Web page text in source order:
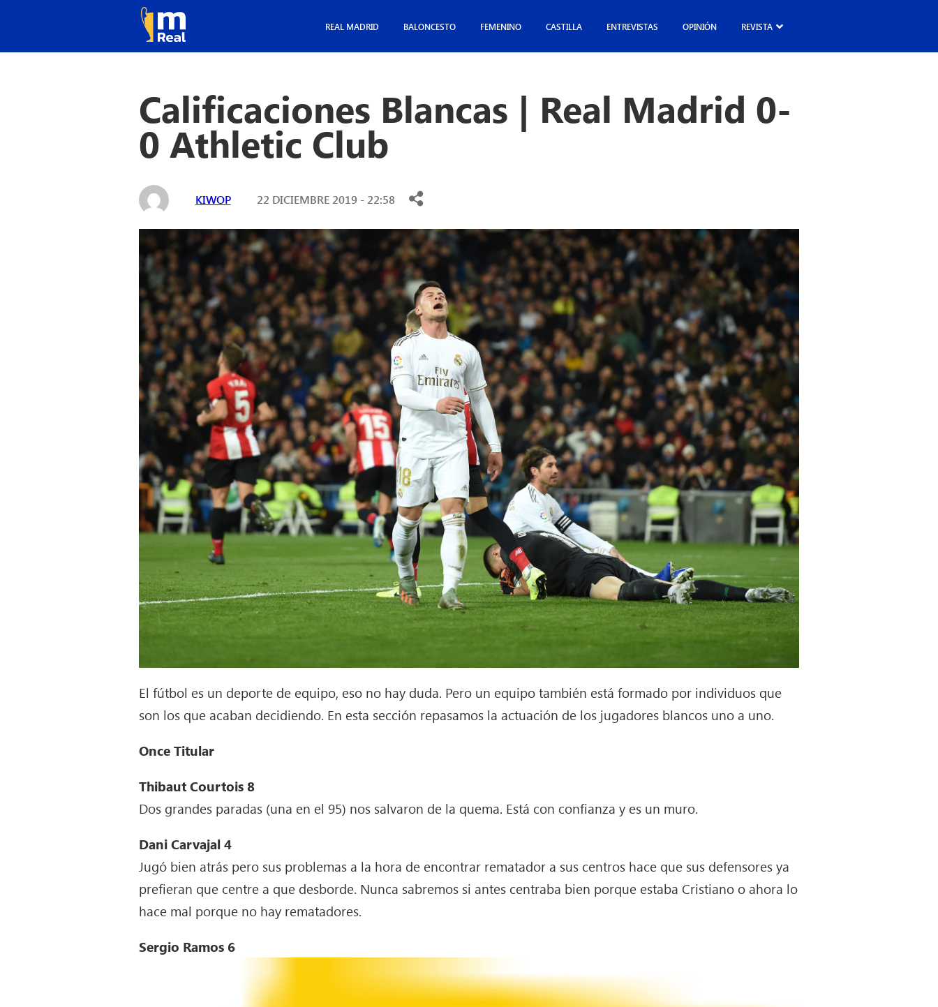
REAL MADRID BALONCESTO FEMENINO CASTILLA ENTREVISTAS OPINIÓN REVISTA
Calificaciones Blancas | Real Madrid 0-
0 Athletic Club
KIWOP 22 DICIEMBRE 2019 - 22:58
El fútbol es un deporte de equipo, eso no hay duda. Pero un equipo también está formado por individuos que
son los que acaban decidiendo. En esta sección repasamos la actuación de los jugadores blancos uno a uno.
Once Titular
Thibaut Courtois 8
Dos grandes paradas (una en el 95) nos salvaron de la quema. Está con confianza y es un muro.
Dani Carvajal 4
Jugó bien atrás pero sus problemas a la hora de encontrar rematador a sus centros hace que sus defensores ya
prefieran que centre a que desborde. Nunca sabremos si antes centraba bien porque estaba Cristiano o ahora lo
hace mal porque no hay rematadores.
Sergio Ramos 6